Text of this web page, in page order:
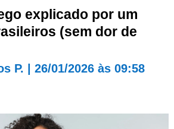
explicado por um
(sem dor de
P. 26/01/2026 às 09:58